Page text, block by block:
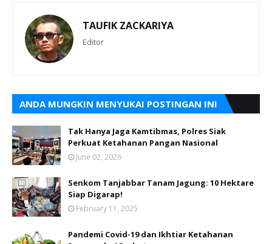
TAUFIK ZACKARIYA
Editor
ANDA MUNGKIN MENYUKAI POSTINGAN INI
Tak Hanya Jaga Kamtibmas, Polres Siak
Perkuat Ketahanan Pangan Nasional
June 02, 2026
Senkom Tanjabbar Tanam Jagung: 10 Hektare
Siap Digarap!
February 11, 2025
Pandemi Covid-19 dan Ikhtiar Ketahanan